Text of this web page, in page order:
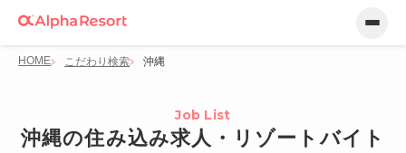
HOME こだわり検索 沖縄
Job List
沖縄の住み込み求人・リゾートバイト